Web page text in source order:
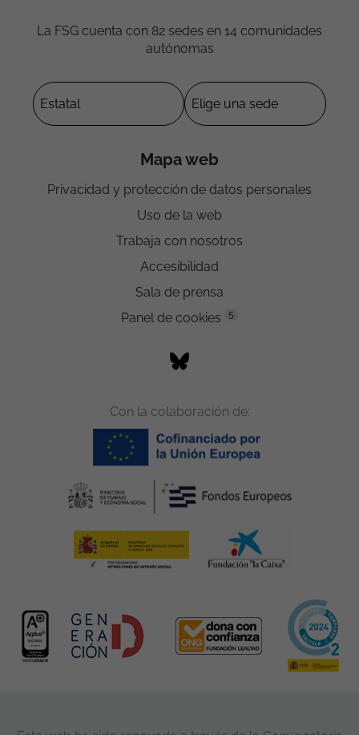
La FSG cuenta con 82 sedes en 14 comunidades
autónomas
Mapa web
Privacidad y protección de datos personales
Uso de la web
Trabaja con nosotros
Accesibilidad
Sala de prensa
Panel de cookies
5
Con la colaboración de: